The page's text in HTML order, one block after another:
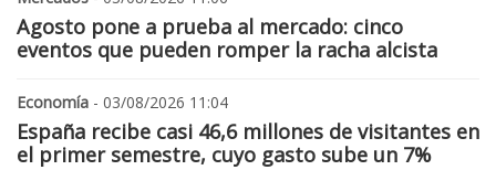
Agosto pone a prueba al mercado: cinco
eventos que pueden romper la racha alcista
Economía - 03/08/2026 11:04
España recibe casi 46,6 millones de visitantes en
el primer semestre, cuyo gasto sube un 7%